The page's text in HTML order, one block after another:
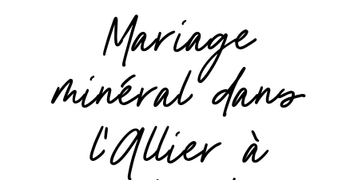
Mariage
minéral dans
l'Allier à